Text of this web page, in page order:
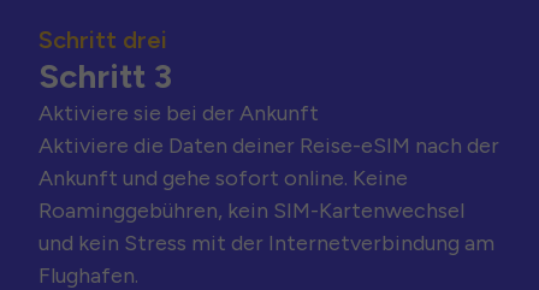
Schritt drei
Schritt 3
Aktiviere sie bei der Ankunft
Aktiviere die Daten deiner Reise-eSIM nach der
Ankunft und gehe sofort online. Keine
Roaminggebühren, kein SIM-Kartenwechsel
und kein Stress mit der Internetverbindung am
Flughafen.